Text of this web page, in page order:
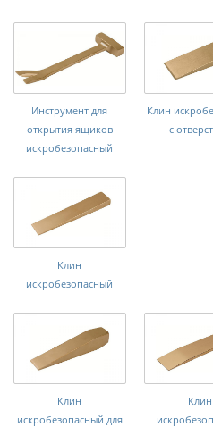
Инструмент для
открытия ящиков
искробезопасный
Клин
с
Клин
искробезопасный
Клин
искробезопасный для
Клин